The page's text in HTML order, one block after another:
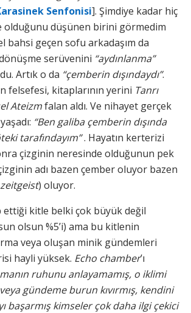
Senfonisi]. Şimdiye kadar hiç
olduğunu düşünen birini görmedim
bahsi geçen sofu arkadaşım da
serüvenini “aydınlanma”
Artık o da “çemberin dışındaydı”.
felsefesi, kitaplarının yerini Tanrı
Ateizmfalan aldı. Ve nihayet gerçek
“Ben galiba çemberin dışında
tarafındayım”. Hayatın kerterizi
çizginin neresinde olduğunun pek
adı bazen çember oluyor bazen
zeitgeist) oluyor.
ettiği kitle belki çok büyük değil
olsun %5’i) ama bu kitlenin
veya oluşan minik gündemleri
hayli yüksek. Echo chamber’ı
ruhunu anlayamamış, o iklimi
gündeme burun kıvırmış, kendini
başarmış kimseler çok daha ilgi çekici